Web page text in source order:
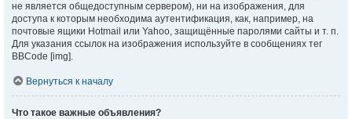
не является общедоступным сервером), ни на изображения, для
доступа к которым необходима аутентификация, как, например, на
почтовые ящики Hotmail или Yahoo, защищённые паролями сайты и т. п.
Для указания ссылок на изображения используйте в сообщениях тег
BBCode [img].
Вернуться к началу
Что такое важные объявления?